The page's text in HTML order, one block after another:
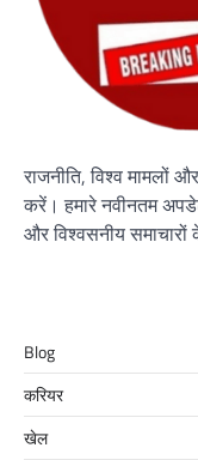
राजनीति, विश्व मामलों
करें। हमारे नवीनतम
और विश्वसनीय
Blog
करियर
खेल